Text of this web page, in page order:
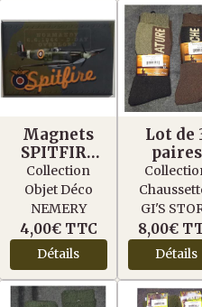
Magnets
SPITFIRE
Royal Air
Force
Collection
Objet Déco
NEMERY
4,00€ TTC
Détails
Lot de
paires
Vert-
Noir
GI'S
8,00€
Détails